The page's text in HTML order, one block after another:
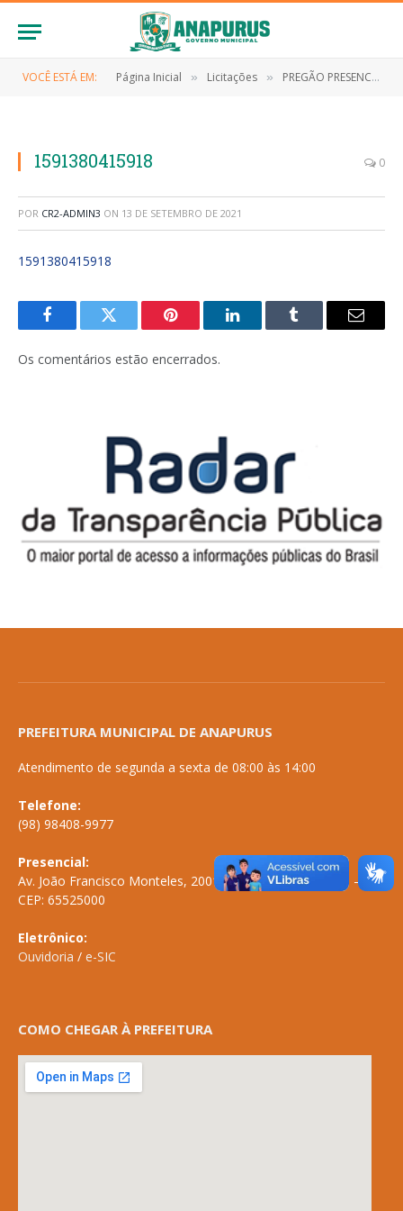
VOCÊ ESTÁ EM: Página Inicial » Licitações » PREGÃO PRESENCIAL Nº 036/2019 (Contratação de pessoa jurídica para aquisição de serviços gráficos para as secretarias municipais de Anapurus)
1591380415918 0
POR CR2-ADMIN3 ON 13 DE SETEMBRO DE 2021
1591380415918
FacebookTwitter Pinterest LinkedInTumblr
E-
Os comentários estão encerrados.
PREFEITURA MUNICIPAL DE ANAPURUS
Atendimento de segunda a sexta de 08:00 às 14:00
Telefone:
(98) 98408-9977
Presencial:
Av. João Francisco Monteles, 2001 \ Centro \ ANAPURUS – MA
CEP: 65525000
Eletrônico:
Ouvidoria / e-SIC
COMO CHEGAR À PREFEITURA